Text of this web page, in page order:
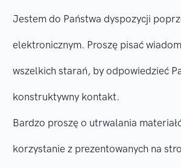
Jestem do Państwa dyspozycji
elektronicznym. Proszę pisać
wszelkich starań, by odpowiedzieć
konstruktywny kontakt.
Bardzo proszę o utrwalania
korzystanie z prezentowanych na